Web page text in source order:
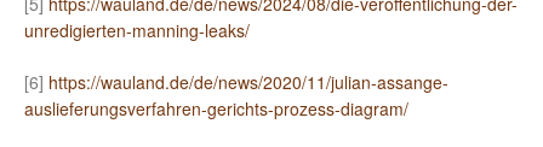
unredigierten-manning-leaks/
[6] https://wauland.de/de/news/2020/11/julian-assange-
auslieferungsverfahren-gerichts-prozess-diagram/